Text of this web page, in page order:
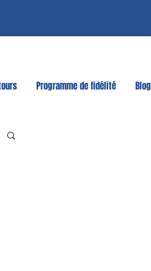
Programme de fidélité Blog